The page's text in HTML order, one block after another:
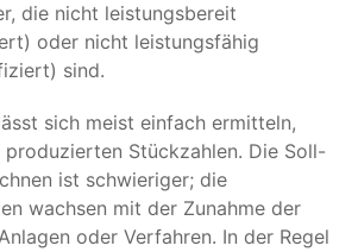
die nicht leistungsbereit
oder nicht leistungsfähig
sind.
sich meist einfach ermitteln,
Stückzahlen. Die Soll-
ist schwieriger; die
wachsen mit der Zunahme der
oder Verfahren. In der Regel